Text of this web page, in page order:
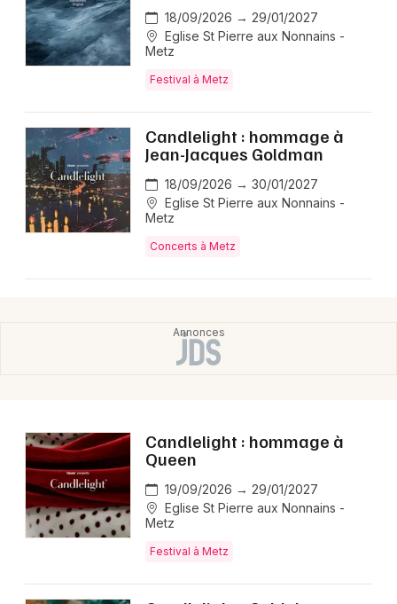
18/09/2026 → 29/01/2027
Eglise St Pierre aux Nonnains -
Metz
Festival à Metz
Candlelight : hommage à
Jean-Jacques Goldman
18/09/2026 → 30/01/2027
Eglise St Pierre aux Nonnains -
Metz
Concerts à Metz
Candlelight : hommage à
Queen
19/09/2026 → 29/01/2027
Eglise St Pierre aux Nonnains -
Metz
Festival à Metz